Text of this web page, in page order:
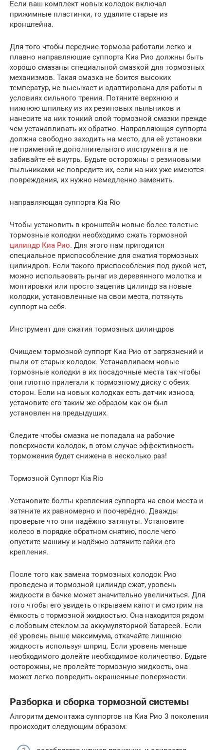
Если ваш комплект новых колодок включал
прижимные пластинки, то удалите старые из
кронштейна.
Для того чтобы передние тормоза работали легко и
плавно направляющие суппорта Киа Рио должны быть
хорошо смазаны специальной смазкой для тормозных
механизмов. Такая смазка не боится высоких
температур, не высыхает и адаптирована для работы в
условиях сильного трения. Потяните верхнюю и
нижнюю шпильку из их резиновых пыльников и
нанесите на них тонкий слой тормозной смазки прежде
чем устанавливать их обратно. Направляющая суппорта
должна свободно заходить на место, для её установки
не применяйте дополнительного инструмента и не
забивайте её внутрь. Будьте осторожны с резиновыми
пыльниками не повредите их, если на них уже имеются
повреждения, их нужно немедленно заменить.
направляющая суппорта Kia Rio
Чтобы установить в кронштейн новые более толстые
тормозные колодки необходимо сжать тормозной
цилиндр Киа Рио. Для этого нам пригодится
специальное приспособление для сжатия тормозных
цилиндров. Если такого приспособления под рукой нет,
можно использовать рычаг из деревянного молотка и
монтировки или просто зацепив цилиндр за новые
колодки, установленные на свои места, потянуть
суппорт на себя.
Инструмент для сжатия тормозных цилиндров
Очищаем тормозной суппорт Киа Рио от загрязнений и
пыли от старых колодок. Устанавливаем новые
тормозные колодки в их посадочные места так чтобы
они плотно прилегали к тормозному диску с обеих
сторон. Если на новых колодках есть датчик износа,
установите его таким же образом как он был
установлен на предыдущих.
Следите чтобы смазка не попадала на рабочие
поверхности колодок, в этом случае эффективность
торможения будет снижена в несколько раз!
Тормозной Суппорт Kia Rio
Установите болты крепления суппорта на свои места и
затяните их равномерно и поочерёдно. Дважды
проверьте что они надёжно затянуты. Установите
колесо в порядке обратном снятию, после чего
опустите машину и надёжно затяните гайки его
крепления.
После того как замена тормозных колодок Рио
проведена и тормозной цилиндр сжат, уровень
жидкости в бачке может значительно увеличиться. Для
того чтобы его увидеть открываем капот и смотрим на
ёмкость с тормозной жидкостью. Она находится рядом
с лобовым стеклом за аккумуляторной батареей. Если
её уровень выше максимума, откачайте лишнюю
жидкость используя шприц. Если уровень меньше
необходимого долейте необходимое количество. Будьте
осторожны, не пролейте тормозную жидкость, она
может легко повредить окрашенные поверхности.
Разборка и сборка тормозной системы
Алгоритм демонтажа суппортов на Киа Рио 3 поколения
происходит следующим образом: